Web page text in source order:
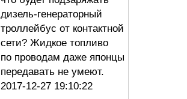
дизель-генераторный
троллейбус от контактной
сети? Жидкое топливо
по проводам даже японцы
передавать не умеют.
2017-12-27 19:10:22